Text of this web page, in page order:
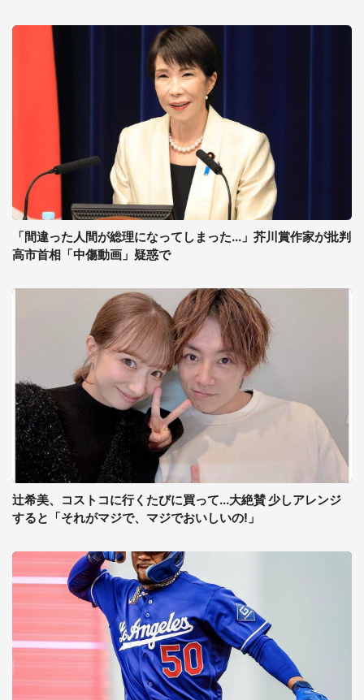
「間違った人間が総理になってしまった...」芥川賞作家が批判
高市首相「中傷動画」疑惑で
辻希美、コストコに行くたびに買って...大絶賛 少しアレンジ
すると「それがマジで、マジでおいしいの!」